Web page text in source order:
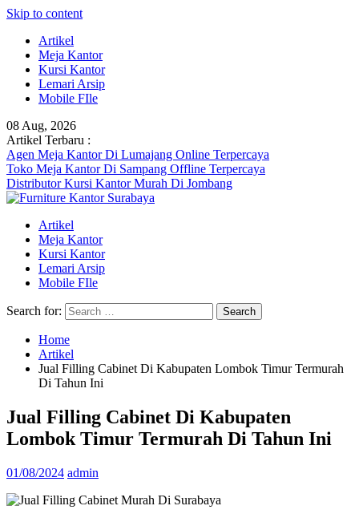
Skip to content
Artikel
Meja Kantor
Kursi Kantor
Lemari Arsip
Mobile FIle
08 Aug, 2026
Artikel Terbaru :
Agen Meja Kantor Di Lumajang Online Terpercaya
Toko Meja Kantor Di Sampang Offline Terpercaya
Distributor Kursi Kantor Murah Di Jombang
Artikel
Meja Kantor
Kursi Kantor
Lemari Arsip
Mobile FIle
Search for:
Home
Artikel
Jual Filling Cabinet Di Kabupaten Lombok Timur Termurah
Di Tahun Ini
Jual Filling Cabinet Di Kabupaten
Lombok Timur Termurah Di Tahun Ini
01/08/2024 admin